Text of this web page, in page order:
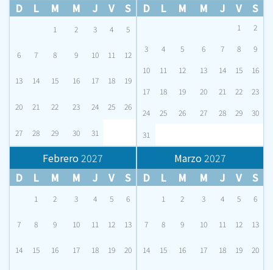
D
L M M J V S
1 2 3 4 5
6 7 8 9 10 11 12
13 14 15 16 17 18 19
20 21 22 23 24 25 26
27 28 29 30 31
D
L M M J V S
1 2
3 4 5 6 7 8 9
10 11 12 13 14 15 16
17 18 19 20 21 22 23
24 25 26 27 28 29 30
31
Febrero2027
D
L M M J V S
1 2 3 4 5 6
7 8 9 10 11 12 13
14 15 16 17 18 19 20
Marzo2027
D
L M M J V S
1 2 3 4 5 6
7 8 9 10 11 12 13
14 15 16 17 18 19 20